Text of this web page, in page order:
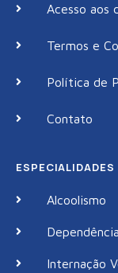
Acesso aos
Termos e
Política de
Contato
ESPECIALIDADES
Alcoolismo
Internação